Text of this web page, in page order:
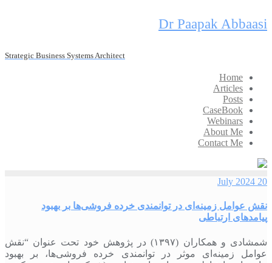
Skip
to
Dr Paapak Abbaasi
Strategic Business Systems Architect
Home
Articles
Posts
CaseBook
Webinars
About Me
Contact Me
20 July 2024
نقش عوامل زمینه‌ای در توانمندی خرده فروشی‌ها بر بهبود
پیامدهای ارتباطی
شمشادی و همکاران (۱۳۹۷) در پژوهش خود تحت عنوان “نقش
عوامل زمینه‏‌ای موثر در توانمندی خرده فروشی‌‏ها، بر بهبود